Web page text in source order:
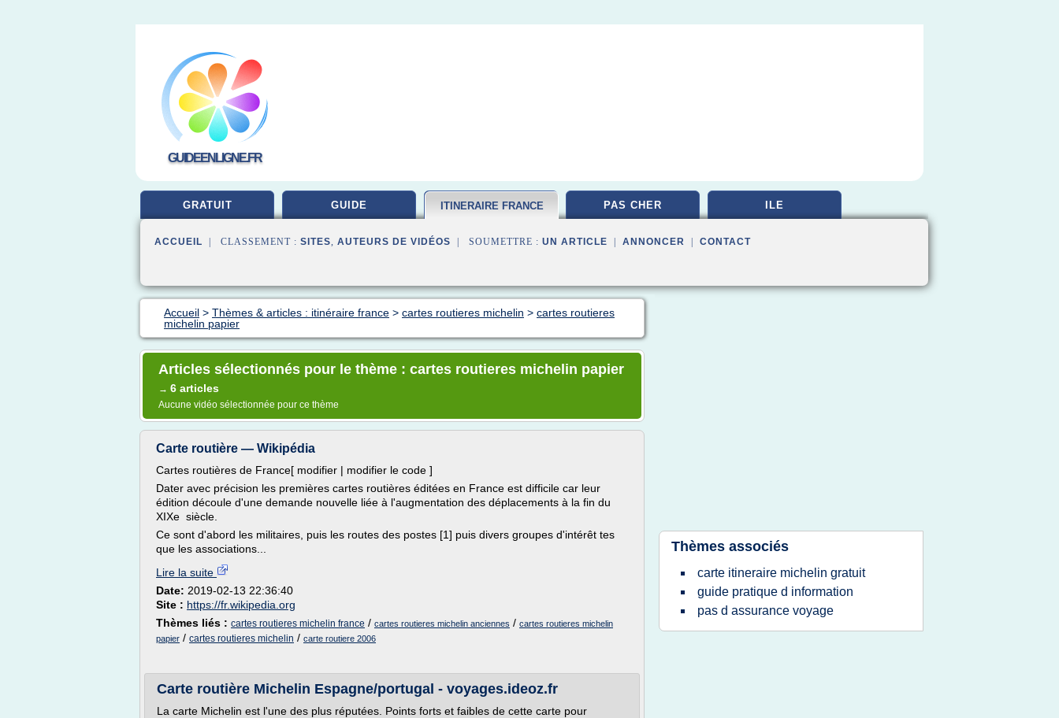
GUIDEENLIGNE.FR
GRATUIT GUIDE ITINERAIRE FRANCE PAS CHER ILE
ACCUEIL | CLASSEMENT : SITES, AUTEURS DE VIDÉOS | SOUMETTRE : UN ARTICLE ANNONCER CONTACT
Accueil > Thèmes & articles : itinéraire france > cartes routieres michelin > cartes routieres
michelin papier
Articles sélectionnés pour le thème : cartes routieres michelin papier
→ 6 articles
Aucune vidéo sélectionnée pour ce thème
Carte routière — Wikipédia
Cartes routières de France[ modifier | modifier le code ]
Dater avec précision les premières cartes routières éditées en France est difficile car leur
édition découle d'une demande nouvelle liée à l'augmentation des déplacements à la fin du
XIXe siècle.
Ce sont d'abord les militaires, puis les routes des postes [1] puis divers groupes d'intérêt tes
que les associations...
Lire la suite
Date: 2019-02-13 22:36:40
Site : https://fr.wikipedia.org
Thèmes liés : cartes routieres michelin france / cartes routieres michelin anciennes / cartes routieres michelin
papier / cartes routieres michelin / carte routiere 2006
Carte routière Michelin Espagne/portugal - voyages.ideoz.fr
La carte Michelin est l'une des plus réputées. Points forts et faibles de cette carte pour
Thèmes associés
carte itineraire michelin gratuit
guide pratique d information
pas d assurance voyage